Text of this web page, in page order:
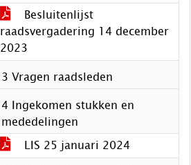
Besluitenlijst
raadsvergadering 14 december
2023
3 Vragen raadsleden
4 Ingekomen stukken en
mededelingen
LIS 25 januari 2024